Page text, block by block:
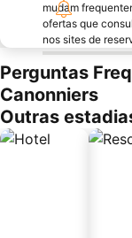
mudam
ofertas que
nos sites de
Perguntas
Canonniers
Outras